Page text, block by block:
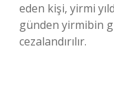
eden kişi, yirmi
günden yirmibin
cezalandırılır.